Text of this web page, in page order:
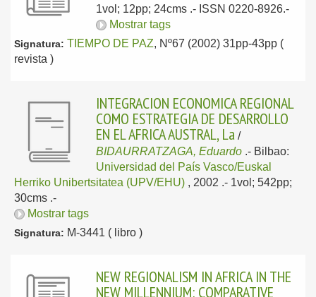
1vol; 12pp; 24cms .- ISSN 0220-8926.-
Mostrar tags
Signatura: TIEMPO DE PAZ, Nº67 (2002) 31pp-43pp (
revista )
INTEGRACION ECONOMICA REGIONAL
COMO ESTRATEGIA DE DESARROLLO
EN EL AFRICA AUSTRAL, La /
BIDAURRATZAGA, Eduardo .- Bilbao:
Universidad del País Vasco/Euskal
Herriko Unibertsitatea (UPV/EHU) , 2002 .- 1vol; 542pp;
30cms .-
Mostrar tags
Signatura: M-3441 ( libro )
NEW REGIONALISM IN AFRICA IN THE
NEW MILLENNIUM: COMPARATIVE